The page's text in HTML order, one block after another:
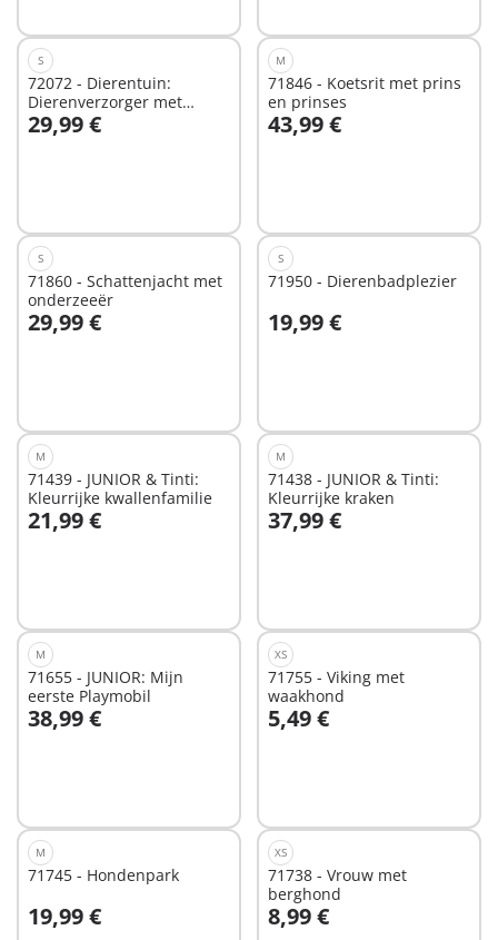
S
72072 - Dierentuin:
Dierenverzorger met
voertuig
29,99 €
In winkelwagen
M
71846 - Koetsrit met prins
en prinses
43,99 €
In winkelwagen
S
71860 - Schattenjacht met
onderzeeër
29,99 €
In winkelwagen
S
71950 - Dierenbadplezier
19,99 €
In winkelwagen
M
71439 - JUNIOR & Tinti:
Kleurrijke kwallenfamilie
21,99 €
In winkelwagen
M
71438 - JUNIOR & Tinti:
Kleurrijke kraken
37,99 €
In winkelwagen
M
71655 - JUNIOR: Mijn
eerste Playmobil
38,99 €
In winkelwagen
XS
71755 - Viking met
waakhond
5,49 €
In winkelwagen
M
71745 - Hondenpark
19,99 €
In winkelwagen
XS
71738 - Vrouw met
berghond
8,99 €
In winkelwagen